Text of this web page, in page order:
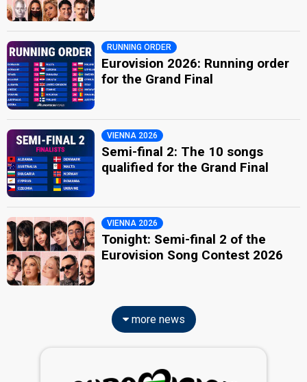
RUNNING ORDER
Eurovision 2026: Running order
for the Grand Final
VIENNA 2026
Semi-final 2: The 10 songs
qualified for the Grand Final
VIENNA 2026
Tonight: Semi-final 2 of the
Eurovision Song Contest 2026
more news